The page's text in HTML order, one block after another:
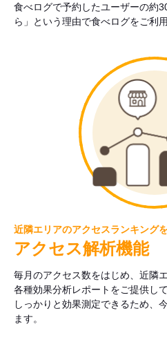
食べログで予約したユーザーの約
ら」という理由で食べログをご利
近隣エリアのアクセスランキング
アクセス解析機能
毎月のアクセス数をはじめ、近隣
各種効果分析レポートをご提供して
しっかりと効果測定できるため、
ます。